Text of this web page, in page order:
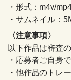
・形式：m4v/
・サムネイル：
〈注意事項〉
以下作品は審査
・応募者ご自身
・他作品のトレ